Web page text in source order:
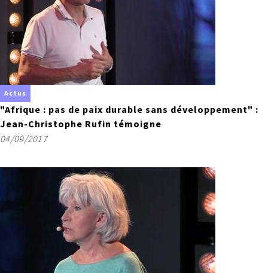
Actus
"Afrique : pas de paix durable sans développement" :
Jean-Christophe Rufin témoigne
04/09/2017